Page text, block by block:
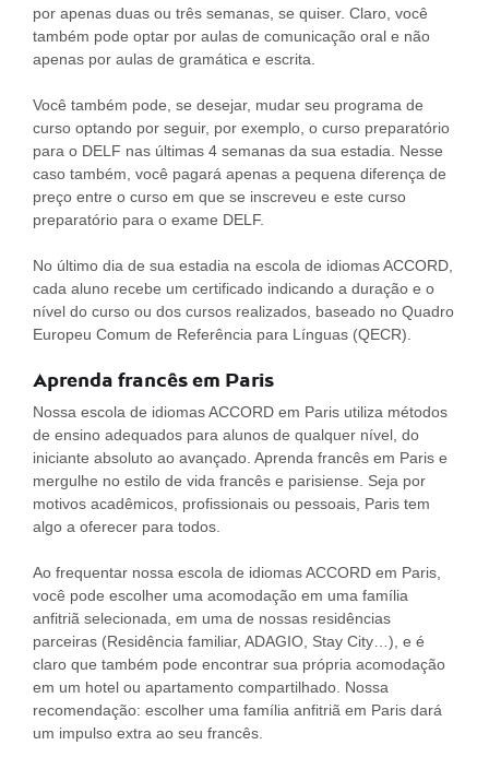
por apenas duas ou três semanas, se quiser. Claro, você
também pode optar por aulas de comunicação oral e não
apenas por aulas de gramática e escrita.
Você também pode, se desejar, mudar seu programa de
curso optando por seguir, por exemplo, o curso preparatório
para o DELF nas últimas 4 semanas da sua estadia. Nesse
caso também, você pagará apenas a pequena diferença de
preço entre o curso em que se inscreveu e este curso
preparatório para o exame DELF.
No último dia de sua estadia na escola de idiomas ACCORD,
cada aluno recebe um certificado indicando a duração e o
nível do curso ou dos cursos realizados, baseado no Quadro
Europeu Comum de Referência para Línguas (QECR).
Aprenda francês em Paris
Nossa escola de idiomas ACCORD em Paris utiliza métodos
de ensino adequados para alunos de qualquer nível, do
iniciante absoluto ao avançado. Aprenda francês em Paris e
mergulhe no estilo de vida francês e parisiense. Seja por
motivos acadêmicos, profissionais ou pessoais, Paris tem
algo a oferecer para todos.
Ao frequentar nossa escola de idiomas ACCORD em Paris,
você pode escolher uma acomodação em uma família
anfitriã selecionada, em uma de nossas residências
parceiras (Residência familiar, ADAGIO, Stay City…), e é
claro que também pode encontrar sua própria acomodação
em um hotel ou apartamento compartilhado. Nossa
recomendação: escolher uma família anfitriã em Paris dará
um impulso extra ao seu francês.